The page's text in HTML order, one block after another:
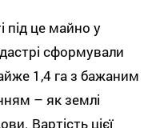
під це майно у
сформували
1,4 га з бажаним
– як землі
Вартість цієї